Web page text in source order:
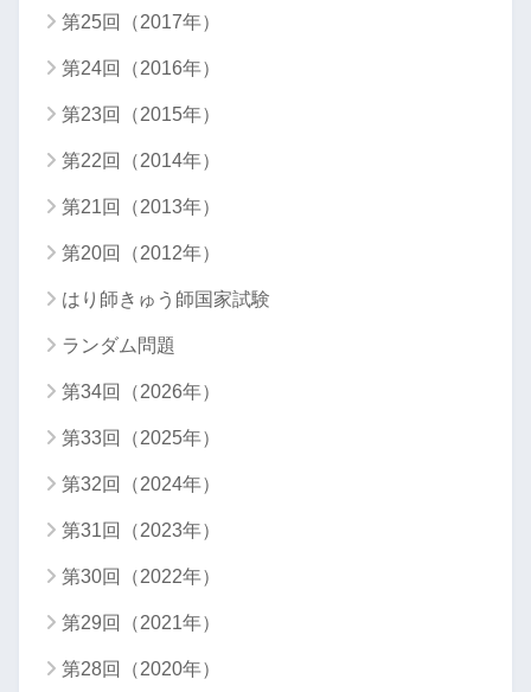
第25回（2017年）
第24回（2016年）
第23回（2015年）
第22回（2014年）
第21回（2013年）
第20回（2012年）
はり師きゅう師国家試験
ランダム問題
第34回（2026年）
第33回（2025年）
第32回（2024年）
第31回（2023年）
第30回（2022年）
第29回（2021年）
第28回（2020年）